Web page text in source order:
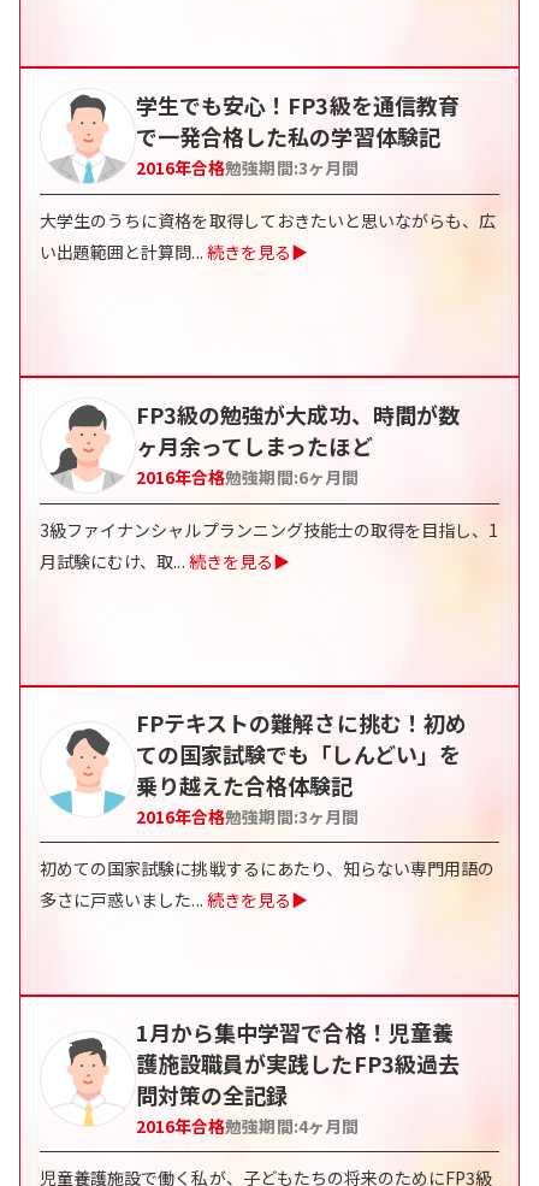
学生でも安心！FP3級を通信教育
で一発合格した私の学習体験記
2016年合格勉強期間:3ヶ月間
大学生のうちに資格を取得しておきたいと思いながらも、広
い出題範囲と計算問... 続きを見る▶
FP3級の勉強が大成功、時間が数
ヶ月余ってしまったほど
2016年合格勉強期間:6ヶ月間
3級ファイナンシャルプランニング技能士の取得を目指し、1
月試験にむけ、取... 続きを見る▶
FPテキストの難解さに挑む！初め
ての国家試験でも「しんどい」を
乗り越えた合格体験記
2016年合格勉強期間:3ヶ月間
初めての国家試験に挑戦するにあたり、知らない専門用語の
多さに戸惑いました... 続きを見る▶
1月から集中学習で合格！児童養
護施設職員が実践したFP3級過去
問対策の全記録
2016年合格勉強期間:4ヶ月間
児童養護施設で働く私が、子どもたちの将来のためにFP3級